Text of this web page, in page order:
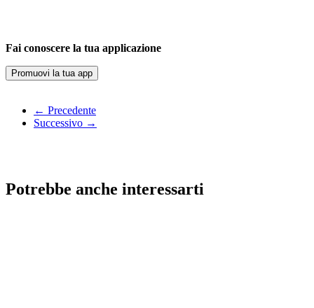
Fai conoscere la tua applicazione
Promuovi la tua app
← Precedente
Successivo →
Potrebbe anche interessarti